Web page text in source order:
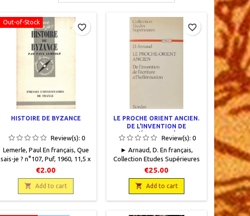
Out-of-Stock
HISTOIRE DE BYZANCE
Review(s):0
Lemerle, Paul En français , Que
sais-je ? n°107 , Puf , 1960 , 11,5 x
17,5 , 128 pages , broché ,
défraîchie. Papier intérieur
jauni, quelques soulignés dans
le texte .
€2.00
 Add to cart
favorite_border
LE PROCHE ORIENT ANCIEN.
DE L'INVENTION DE
L'ÉCRITURE À
L'HELLÉNISATION
Review(s): 0
► Arnaud, D. En français,
Collection Etudes Supérieures
102, Bordas, 1970, 13 x 22, 290
occasion.9781557005038 Bon
état. Couverture défraîchie
avec les bords frottés. Haut et
€25.00
 Add to cart
favorite_border